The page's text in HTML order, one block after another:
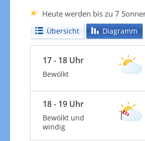
Heute werden bis zu 7
Übersicht Diagramm
17 - 18 Uhr
Bewölkt
18 - 19 Uhr
Bewölkt und
windig